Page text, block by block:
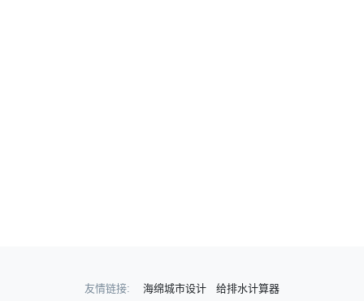
友情链接: 海绵城市设计 给排水计算器